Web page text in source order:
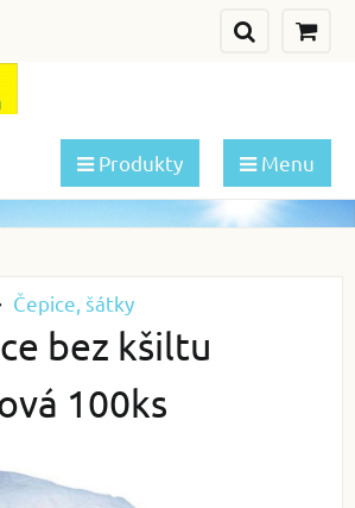
Produkty Menu
Čepice, šátky
bez kšiltu
100ks